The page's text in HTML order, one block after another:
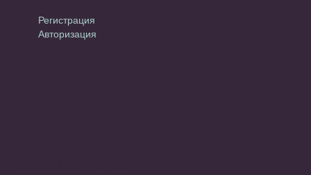
Регистрация
Авторизация